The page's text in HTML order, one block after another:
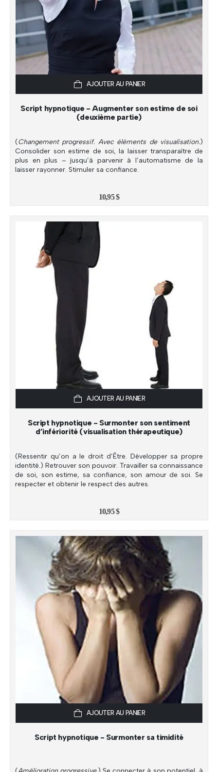
AJOUTER AU PANIER
Script hypnotique - Augmenter son estime de soi
(deuxième partie)
(Changement progressif. Avec éléments de visualisation.)
Consolider son estime de soi, la laisser transparaître de
plus en plus – jusqu’à parvenir à l’automatisme de la
laisser rayonner. Stimuler sa confiance.
10,95$
AJOUTER AU PANIER
Script hypnotique - Surmonter son sentiment
d’infériorité (visualisation thérapeutique)
(Ressentir qu’on a le droit d’Être. Développer sa propre
identité.) Retrouver son pouvoir. Travailler sa connaissance
de soi, son estime, sa confiance, son amour de soi. Se
respecter et obtenir le respect des autres.
10,95$
AJOUTER AU PANIER
Script hypnotique - Surmonter sa timidité